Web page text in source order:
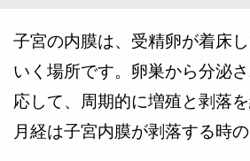
子宮の内膜は、受精卵が着床
いく場所です。卵巣から分泌
応して、周期的に増殖と剥落
月経は子宮内膜が剥落する時の